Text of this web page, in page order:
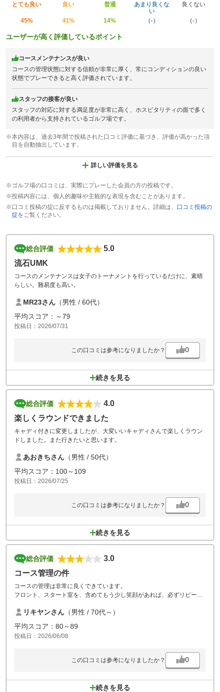
とても良い 良い 普通
あまり良くな
い
良くない
45% 41% 14% （-） （-）
ユーザーが高く評価しているポイント
コースメンテナンスが良い
コースの管理状態に対する信頼が非常に厚く、常にコンディションの良い
状態でプレーできると高く評価されています。
スタッフの接客が良い
スタッフの対応に対する満足度が非常に高く、ホスピタリティの面で多く
の利用者から支持されているゴルフ場です。
※本内容は、過去3年間で投稿された口コミ評価に基づき、評価が高かった項
目を自動抽出しています。
詳しい評価を見る
※ゴルフ場の口コミは、実際にプレーした会員の方の投稿です。
※投稿内容には、個人的趣味や主観的な表現を含むことがあります。
※口コミ投稿の掟に反するものは掲載しておりません。詳細は、 口コミ投稿の
掟をご覧ください。
総合評価
5.0
流石UMK
コースのメンテナンスは女子のトーナメントを行っているだけに、素晴
らしい。難易度も高い。
MR23さん （男性 / 60代）
平均スコア：～79
投稿日：2026/07/31
この口コミは参考になりましたか？ 0
続きを見る
総合評価
4.0
楽しくラウンドできました
キャディ付きに変更しましたが、大変いいキャディさんで楽しくラウン
ドしました。また行きたいと思います。
あおきちさん （男性 / 50代）
平均スコア：100～109
投稿日：2026/07/25
この口コミは参考になりましたか？ 0
続きを見る
総合評価
3.0
コース管理の件
コースの管理は非常に良くできています。
フロント、スタート室を、含めてもう少し笑顔があれば、必ずリピータ
食事が高い割に美味しくないですね。
リキヤンさん （男性 / 70代～）
平均スコア：80～89
投稿日：2026/06/08
この口コミは参考になりましたか？ 0
続きを見る